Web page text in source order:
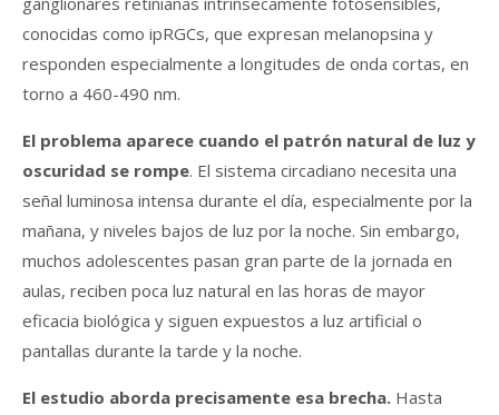
conocidas como ipRGCs, que expresan melanopsina y
responden especialmente a longitudes de onda cortas, en
torno a 460-490 nm.
El problema aparece cuando el patrón natural de luz y
oscuridad se rompe. El sistema circadiano necesita una
señal luminosa intensa durante el día, especialmente por la
mañana, y niveles bajos de luz por la noche. Sin embargo,
muchos adolescentes pasan gran parte de la jornada en
aulas, reciben poca luz natural en las horas de mayor
eficacia biológica y siguen expuestos a luz artificial o
pantallas durante la tarde y la noche.
El estudio aborda precisamente esa brecha. Hasta